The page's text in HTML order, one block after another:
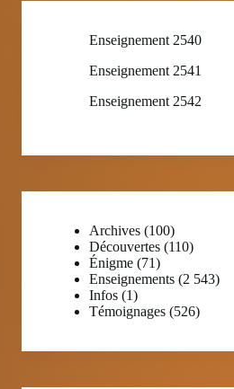
Enseignement 2540
Enseignement 2541
Enseignement 2542
Archives (100)
Découvertes (110)
Énigme (71)
Enseignements (2 543)
Infos (1)
Témoignages (526)